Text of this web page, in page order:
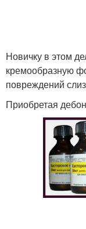
Новичку в этом
кремообразную
повреждений
Приобретая